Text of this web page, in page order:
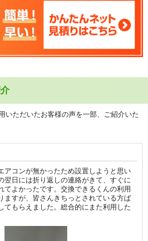
いただいたお客様の声を一部、ご紹介いた
アコンが無かったため設置しようと思い
翌日には折り返しの連絡がきて、すぐに
てよかったです。交換できるくんの利用
ますが、皆さんきちっとされている方ば
てもらえました。総合的にまた利用した